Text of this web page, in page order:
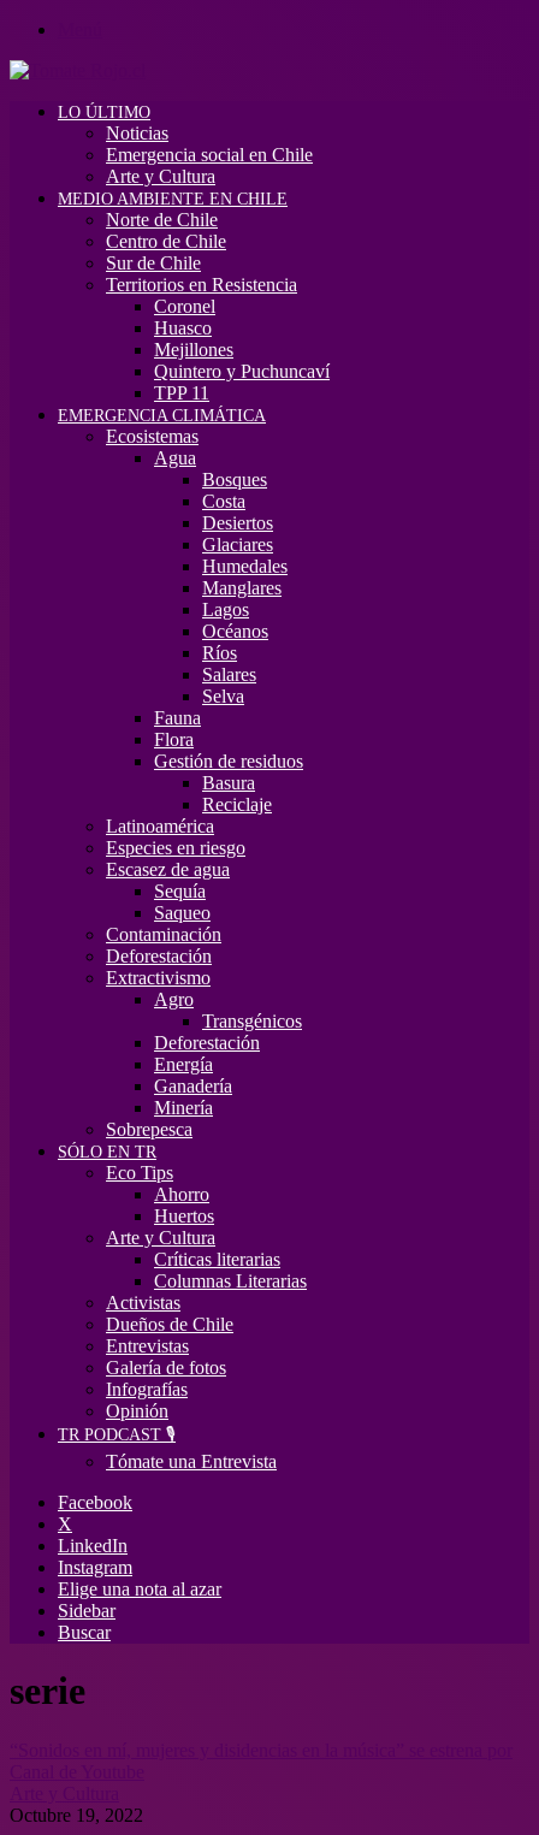
LO ÚLTIMO
Noticias
Emergencia social en Chile
Arte y Cultura
MEDIO AMBIENTE EN CHILE
Norte de Chile
Centro de Chile
Sur de Chile
Territorios en Resistencia
Coronel
Huasco
Mejillones
Quintero y Puchuncaví
TPP 11
EMERGENCIA CLIMÁTICA
Ecosistemas
Agua
Bosques
Costa
Desiertos
Glaciares
Humedales
Manglares
Lagos
Océanos
Ríos
Salares
Selva
Fauna
Flora
Gestión de residuos
Basura
Reciclaje
Latinoamérica
Especies en riesgo
Escasez de agua
Sequía
Saqueo
Contaminación
Deforestación
Extractivismo
Agro
Transgénicos
Deforestación
Energía
Ganadería
Minería
Sobrepesca
SÓLO EN TR
Eco Tips
Ahorro
Huertos
Arte y Cultura
Críticas literarias
Columnas Literarias
Activistas
Dueños de Chile
Entrevistas
Galería de fotos
Infografías
Opinión
TR PODCAST 🎙️
Tómate una Entrevista
Facebook
X
LinkedIn
Instagram
Elige una nota al azar
Sidebar
Buscar
serie
Octubre 19, 2022